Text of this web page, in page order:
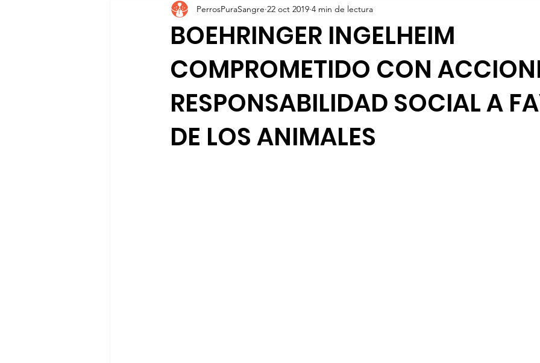
BOEHRINGER INGELHEIM
COMPROMETIDO CON
RESPONSABILIDAD SOCIAL A
DE LOS ANIMALES
PerrosPuraSangre 22 oct 2019 4 min de lectura